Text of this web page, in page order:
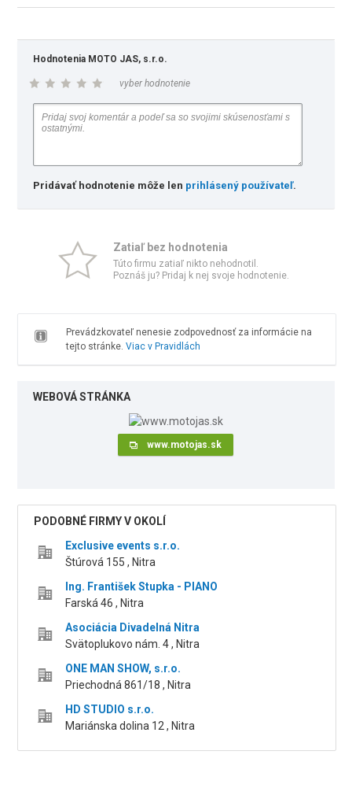
Hodnotenia MOTO JAS, s.r.o.
vyber hodnotenie
Pridávať hodnotenie môže len prihlásený používateľ.
Zatiaľ bez hodnotenia
Túto firmu zatiaľ nikto nehodnotil.
Poznáš ju? Pridaj k nej svoje hodnotenie.
Prevádzkovateľ nenesie zodpovednosť za informácie na
tejto stránke. Viac v Pravidlách
WEBOVÁ STRÁNKA
www.motojas.sk
PODOBNÉ FIRMY V OKOLÍ
Exclusive events s.r.o.
Štúrová 155 , Nitra
Ing. František Stupka - PIANO
Farská 46 , Nitra
Asociácia Divadelná Nitra
Svätoplukovo nám. 4 , Nitra
ONE MAN SHOW, s.r.o.
Priechodná 861/18 , Nitra
HD STUDIO s.r.o.
Mariánska dolina 12 , Nitra